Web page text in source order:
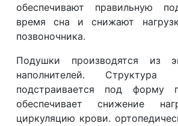
обеспечивают правильную
время сна и снижают
позвоночника.
Подушки производятся из
наполнителей. Структура
подстраивается под
обеспечивает снижение
циркуляцию крови.